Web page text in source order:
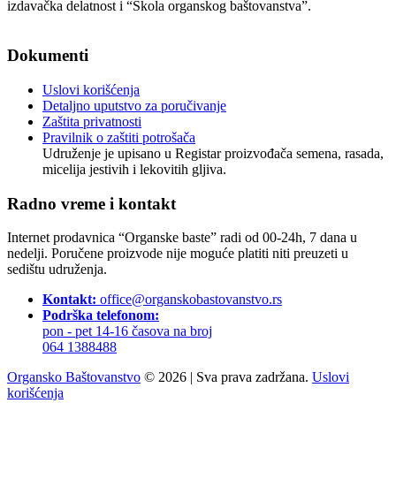
izdavačka delatnost i “Škola organskog baštovanstva”.
Dokumenti
Uslovi korišćenja
Detaljno uputstvo za poručivanje
Zaštita privatnosti
Pravilnik o zaštiti potrošača
Udruženje je upisano u Registar proizvođača semena, rasada,
micelija jestivih i lekovitih gljiva.
Radno vreme i kontakt
Internet prodavnica “Organske baste” radi od 00-24h, 7 dana u
nedelji. Poručene proizvode nije moguće platiti niti preuzeti u
sedištu udruženja.
Kontakt: office@organskobastovanstvo.rs
Podrška telefonom:
pon - pet 14-16 časova na broj
064 1388488
Organsko Baštovanstvo © 2026 | Sva prava zadržana. Uslovi
korišćenja